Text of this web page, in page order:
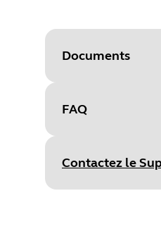
Documents
Document
FAQ
Contactez le